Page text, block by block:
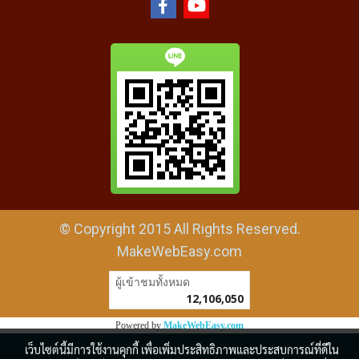
© Copyright 2015 All Rights Reserved.
MakeWebEasy.com
ผู้เข้าชมวันนี้
Powered byMakeWebEasy.com
เว็บไซต์นี้มีการใช้งานคุกกี้ เพื่อเพิ่มประสิทธิภาพและประสบการณ์ที่ดีใน